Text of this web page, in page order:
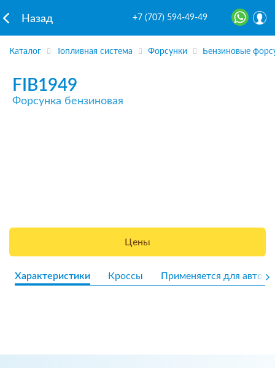
Назад +7 (707) 594-49-49
Каталог Топливная система Форсунки Бензиновые
FIB1949
Форсунка бензиновая
Цены
Характеристики Кроссы Применяется для авто